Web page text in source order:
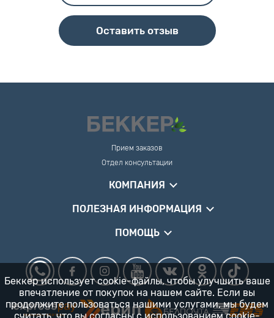
Оставить отзыв
Прием заказов
Отдел консультации
КОМПАНИЯ
ПОЛЕЗНАЯ ИНФОРМАЦИЯ
ПОМОЩЬ
Беккер использует cookie-файлы, чтобы улучшить ваше
впечатление от покупок на нашем сайте. Если вы
продолжите пользоваться нашими услугами, мы будем